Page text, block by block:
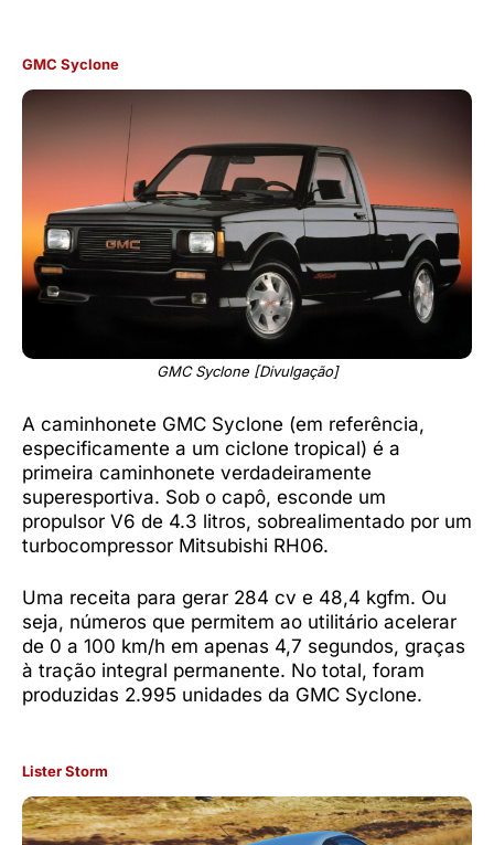
GMC Syclone
GMC Syclone [Divulgação]
A caminhonete GMC Syclone (em referência,
especificamente a um ciclone tropical) é a
primeira caminhonete verdadeiramente
superesportiva. Sob o capô, esconde um
propulsor V6 de 4.3 litros, sobrealimentado por um
turbocompressor Mitsubishi RH06.
Uma receita para gerar 284 cv e 48,4 kgfm. Ou
seja, números que permitem ao utilitário acelerar
de 0 a 100 km/h em apenas 4,7 segundos, graças
à tração integral permanente. No total, foram
produzidas 2.995 unidades da GMC Syclone.
Lister Storm